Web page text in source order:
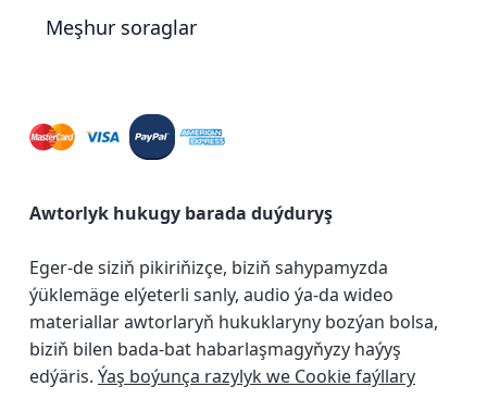
Meşhur soraglar
Awtorlyk hukugy barada duýduryş
Eger-de siziň pikiriňizçe, biziň sahypamyzda
ýüklemäge elýeterli sanly, audio ýa-da wideo
materiallar awtorlaryň hukuklaryny bozýan bolsa,
biziň bilen bada-bat habarlaşmagyňyzy haýyş
edýäris. Ýaş boýunça razylyk we Cookie faýllary